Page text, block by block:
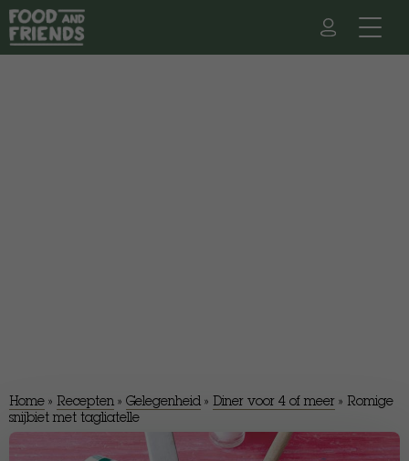
Home » Recepten » Gelegenheid » Diner voor 4 of meer » Romige
snijbiet met tagliatelle